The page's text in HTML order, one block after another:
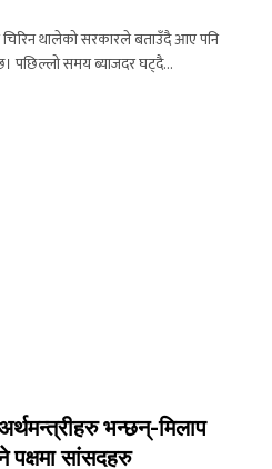
चिरिन थालेको सरकारले बताउँदै आए पनि
पछिल्लो समय ब्याजदर घट्दै…
भन्छन्-मिलाप
पक्षमा सांसदहरु